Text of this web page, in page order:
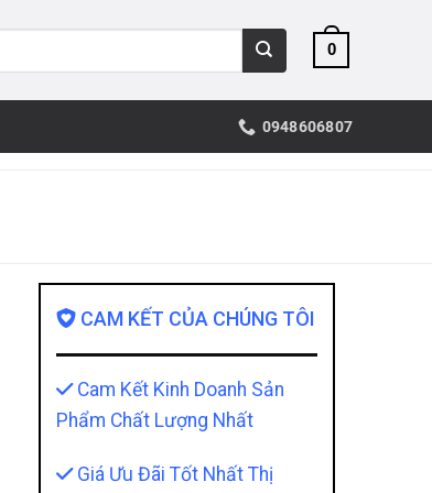
0
0948606807
CAM KẾT CỦA CHÚNG TÔI
Cam Kết Kinh Doanh Sản
Phẩm Chất Lượng Nhất
Giá Ưu Đãi Tốt Nhất Thị